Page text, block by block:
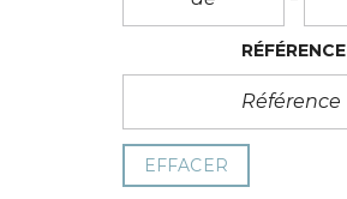
RÉFÉRENCE
Référence
EFFACER